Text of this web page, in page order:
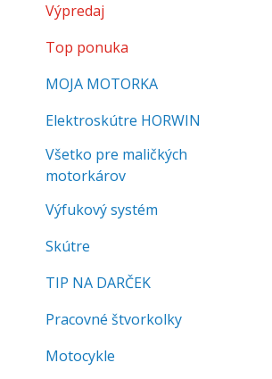
Výpredaj
Top ponuka
MOJA MOTORKA
Elektroskútre HORWIN
Všetko pre maličkých
motorkárov
Výfukový systém
Skútre
TIP NA DARČEK
Pracovné štvorkolky
Motocykle